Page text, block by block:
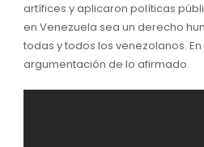
artífices y aplicaron políticas
en Venezuela sea un derecho
todas y todos los venezolanos.
argumentación de lo afirmado.